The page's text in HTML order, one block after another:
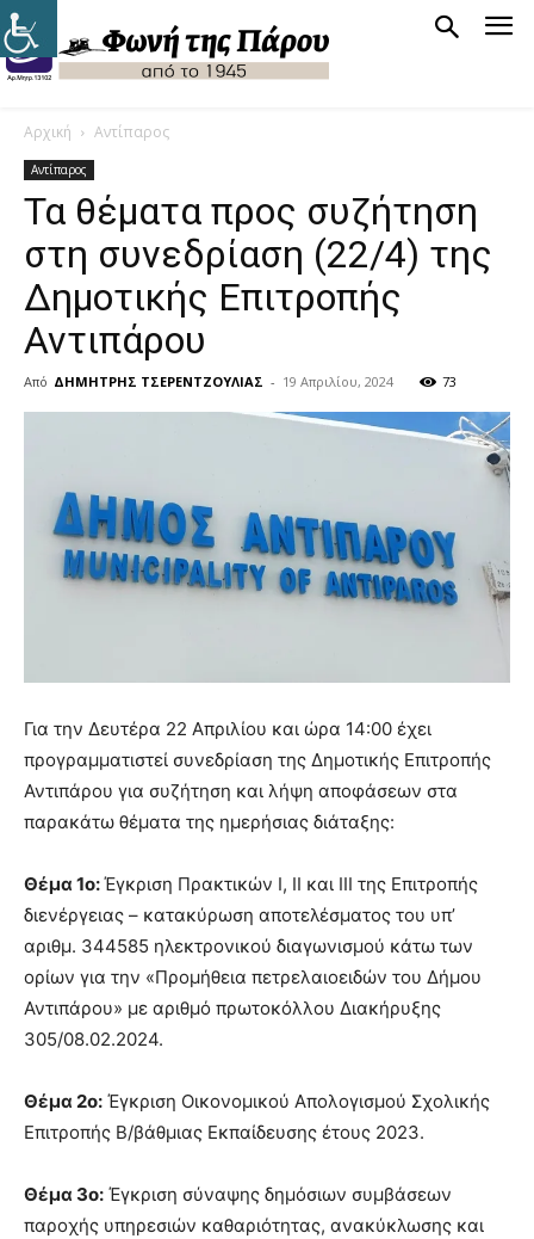
Αρχική Αντίπαρος
Αντίπαρος
Τα θέματα προς συζήτηση
στη συνεδρίαση (22/4) της
Δημοτικής Επιτροπής
Αντιπάρου
Από ΔΗΜΗΤΡΗΣ ΤΣΕΡΕΝΤΖΟΥΛΙΑΣ - 19 Απριλίου, 2024 73
Για την Δευτέρα 22 Απριλίου και ώρα 14:00 έχει
προγραμματιστεί συνεδρίαση της Δημοτικής Επιτροπής
Αντιπάρου για συζήτηση και λήψη αποφάσεων στα
παρακάτω θέματα της ημερήσιας διάταξης:
Θέμα 1ο:Έγκριση Πρακτικών Ι, ΙΙ και ΙΙΙ της Επιτροπής
διενέργειας – κατακύρωση αποτελέσματος του υπ’
αριθμ. 344585 ηλεκτρονικού διαγωνισμού κάτω των
ορίων για την «Προμήθεια πετρελαιοειδών του Δήμου
Αντιπάρου» με αριθμό πρωτοκόλλου Διακήρυξης
305/08.02.2024.
Θέμα 2ο: Έγκριση Οικονομικού Απολογισμού Σχολικής
Επιτροπής Β/βάθμιας Εκπαίδευσης έτους 2023.
Θέμα 3ο: Έγκριση σύναψης δημόσιων συμβάσεων
παροχής υπηρεσιών καθαριότητας, ανακύκλωσης και